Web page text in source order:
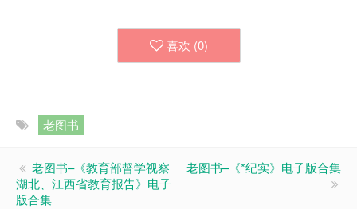
喜欢 (0)
老图书
老图书–《教育部督学视察
湖北、江西省教育报告》电子
版合集
老图书–《*纪实》电子版合集